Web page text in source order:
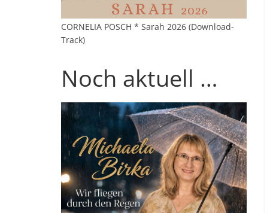
CORNELIA POSCH * Sarah 2026 (Download-
Track)
Noch aktuell …